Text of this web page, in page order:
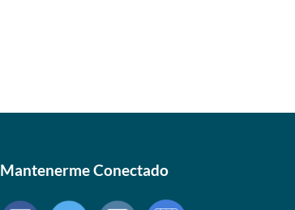
Mantenerme Conectado